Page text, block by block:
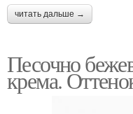
читать дальше →
Песочно
крема.